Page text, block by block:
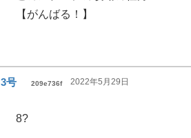
【がんばる！】
3号 209e736f 2022年5月29日
8?